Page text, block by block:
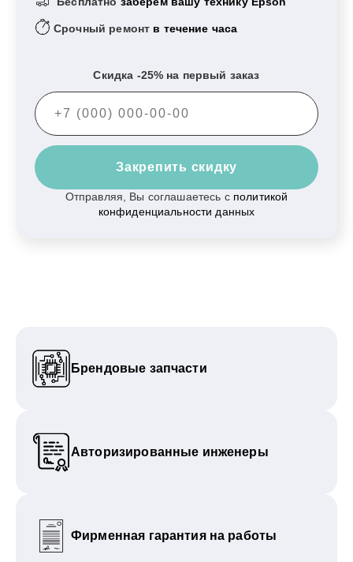
Срочный ремонт в течение часа
Скидка -25% на первый заказ
Закрепить скидку
Отправляя, Вы соглашаетесь с политикой
конфиденциальности данных
Брендовые запчасти
Авторизированные инженеры
Фирменная гарантия на работы